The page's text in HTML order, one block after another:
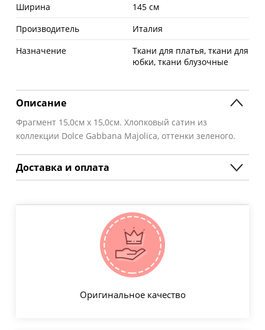
Ширина
145 см
Производитель
Италия
Назначение
Ткани для платья, ткани для
юбки, ткани блузочные
Описание
Фрагмент 15,0см х 15,0см. Хлопковый сатин из
коллекции Dolce Gabbana Majolica, оттенки зеленого.
Доставка и оплата
Оригинальное качество